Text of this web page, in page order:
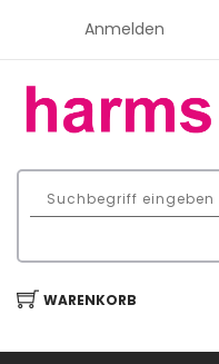
Anmelden
WARENKORB